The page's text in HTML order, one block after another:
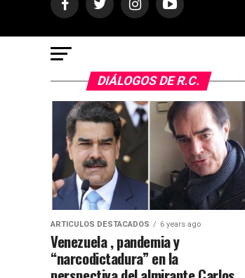
DIÁLOGOS DE R.C.
ARTICULOS DESTACADOS 6 years ago
Venezuela , pandemia y
“narcodictadura” en la